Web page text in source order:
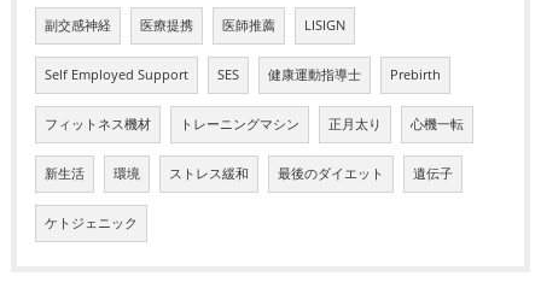
副交感神経 医療提携 医師推薦 LISIGN
Self Employed Support SES 健康運動指導士 Prebirth
フィットネス機材 トレーニングマシン 正月太り 心機一転
新生活 環境 ストレス緩和 最後のダイエット 遺伝子
ケトジェニック